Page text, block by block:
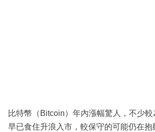
時
比特幣（Bitcoin）年內漲幅驚人，不少
早已食住升浪入市，較保守的可能仍在抱